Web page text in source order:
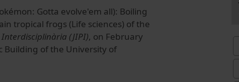
Gotta evolve'em all): Boiling
tropical frogs (Life sciences) of the
(JIPI), on February
Building of the University of